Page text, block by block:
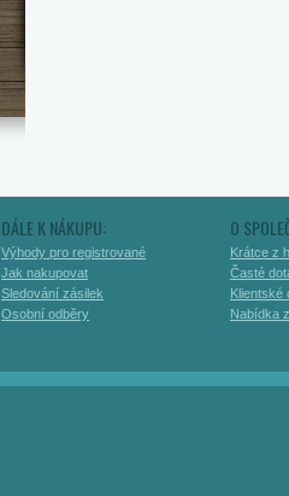
DÁLE K NÁKUPU:
Výhody pro registrované
Jak nakupovat
Sledování zásilek
Osobní odběry
O
Krátce z
Časté
Klientské
Nabídka